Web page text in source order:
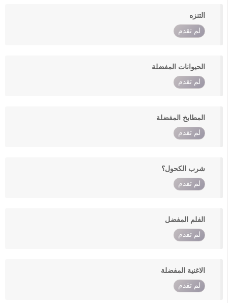
التنزه
لم تقدم
الحيوانات المفضلة
لم تقدم
المطابخ المفضلة
لم تقدم
شرب الكحول؟
لم تقدم
الفلم المفضل
لم تقدم
الاغنية المفضلة
لم تقدم